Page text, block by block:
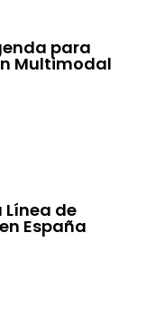
para
Multimodal
Línea de
España